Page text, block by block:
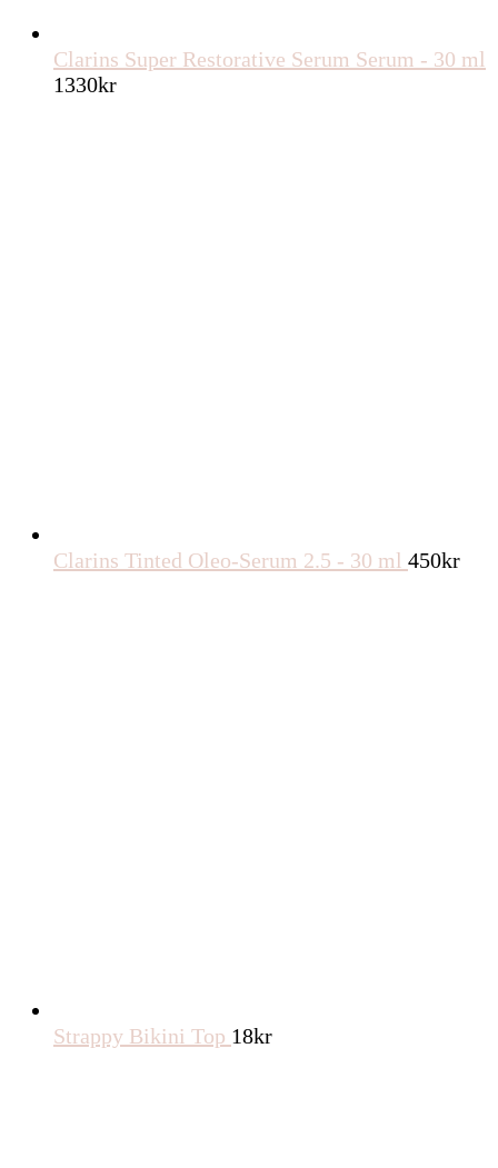
Clarins Super Restorative Serum Serum - 30 ml
1330kr
Clarins Tinted Oleo-Serum 2.5 - 30 ml 450kr
Strappy Bikini Top 18kr